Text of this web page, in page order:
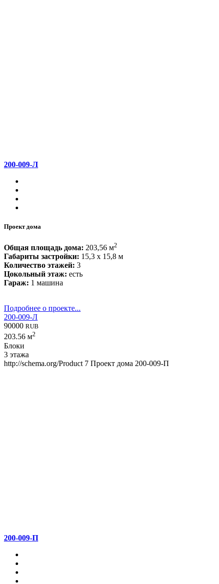
200-009-Л
Проект дома
Общая площадь дома: 203,56 м2
Габариты застройки: 15,3 x 15,8 м
Количество этажей: 3
Цокольный этаж: есть
Гараж: 1 машина
Подробнее о проекте...
200-009-Л
90000 RUB
203.56 м2
Блоки
3 этажа
http://schema.org/Product 7 Проект дома 200-009-П
200-009-П